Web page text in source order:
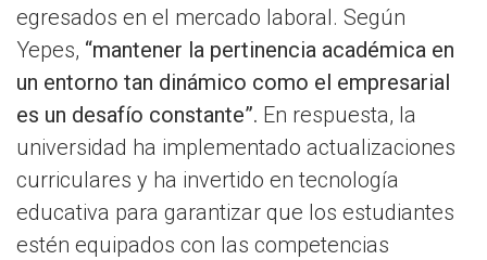
egresados en el mercado laboral. Según
Yepes, “mantener la pertinencia académica en
un entorno tan dinámico como el empresarial
es un desafío constante”. En respuesta, la
universidad ha implementado actualizaciones
curriculares y ha invertido en tecnología
educativa para garantizar que los estudiantes
estén equipados con las competencias